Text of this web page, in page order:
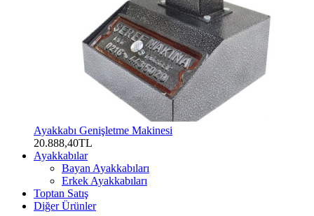
Ayakkabı Genişletme Makinesi
20.888,40TL
Ayakkabılar
Bayan Ayakkabıları
Erkek Ayakkabıları
Toptan Satış
Diğer Ürünler